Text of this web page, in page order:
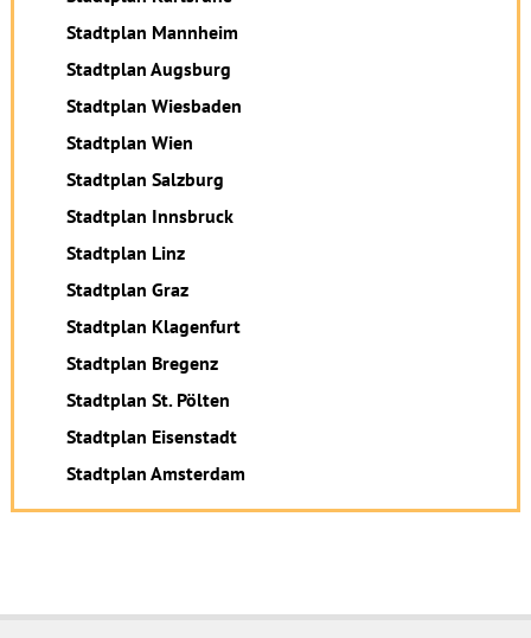
Stadtplan Mannheim
Stadtplan Augsburg
Stadtplan Wiesbaden
Stadtplan Wien
Stadtplan Salzburg
Stadtplan Innsbruck
Stadtplan Linz
Stadtplan Graz
Stadtplan Klagenfurt
Stadtplan Bregenz
Stadtplan St. Pölten
Stadtplan Eisenstadt
Stadtplan Amsterdam